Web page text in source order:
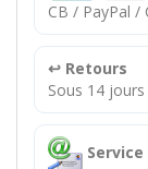
CB / PayPal /
↩️ Retours
Sous 14 jours